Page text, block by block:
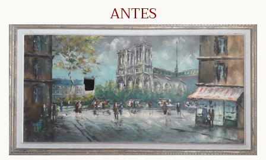
ANTES